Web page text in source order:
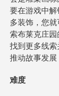
要在游戏中
多装饰，您
索布莱克庄园
找到更多线
推动故事发展
难度